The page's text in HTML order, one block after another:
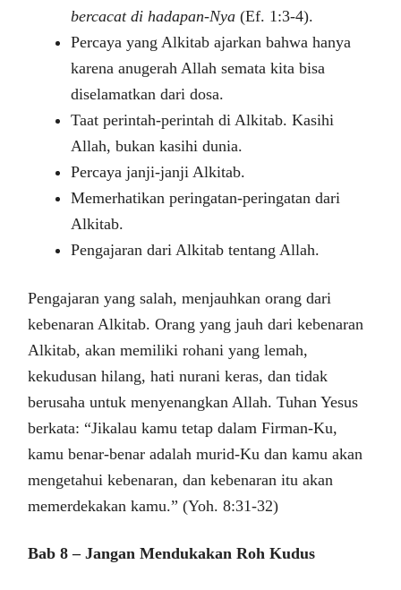
bercacat di hadapan-Nya (Ef. 1:3-4).
Percaya yang Alkitab ajarkan bahwa hanya
karena anugerah Allah semata kita bisa
diselamatkan dari dosa.
Taat perintah-perintah di Alkitab. Kasihi
Allah, bukan kasihi dunia.
Percaya janji-janji Alkitab.
Memerhatikan peringatan-peringatan dari
Alkitab.
Pengajaran dari Alkitab tentang Allah.
Pengajaran yang salah, menjauhkan orang dari
kebenaran Alkitab. Orang yang jauh dari kebenaran
Alkitab, akan memiliki rohani yang lemah,
kekudusan hilang, hati nurani keras, dan tidak
berusaha untuk menyenangkan Allah. Tuhan Yesus
berkata: “Jikalau kamu tetap dalam Firman-Ku,
kamu benar-benar adalah murid-Ku dan kamu akan
mengetahui kebenaran, dan kebenaran itu akan
memerdekakan kamu.” (Yoh. 8:31-32)
Bab 8 – Jangan Mendukakan Roh Kudus